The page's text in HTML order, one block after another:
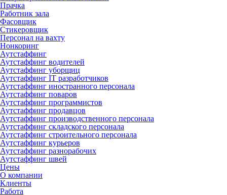
Прачка
Работник зала
Фасовщик
Стикеровщик
Персонал на вахту
Нонкоринг
Аутстаффинг
Аутстаффинг водителей
Аутстаффинг уборщиц
Аутстаффинг IT разработчиков
Аутстаффинг иностранного персонала
Аутстаффинг поваров
Аутстаффинг программистов
Аутстаффинг продавцов
Аутстаффинг производственного персонала
Аутстаффинг складского персонала
Аутстаффинг строительного персонала
Аутстаффинг курьеров
Аутстаффинг разнорабочих
Аутстаффинг швей
Цены
О компании
Клиенты
Работа